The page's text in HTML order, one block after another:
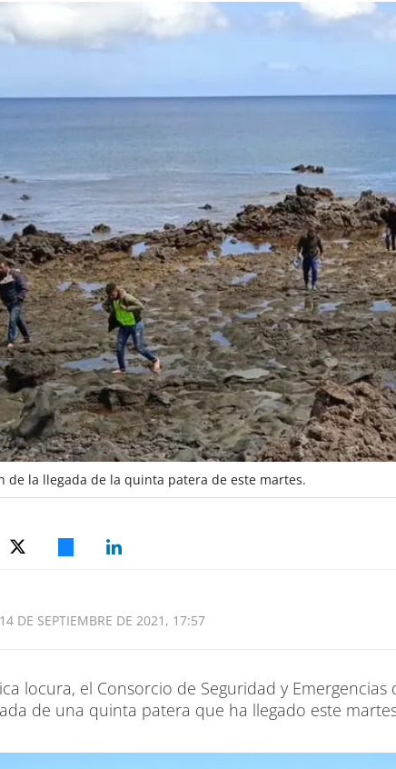
de la llegada de la quinta patera de este martes.
14 DE SEPTIEMBRE DE 2021, 17:57
locura, el Consorcio de Seguridad y Emergencias
de una quinta patera que ha llegado este